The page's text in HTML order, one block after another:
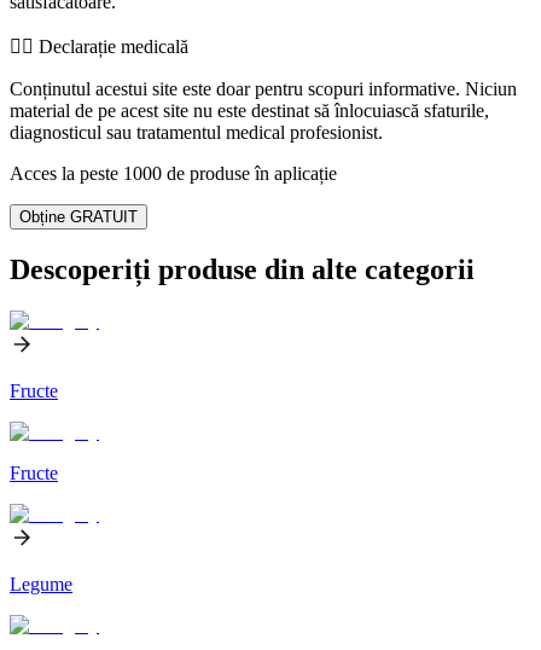
👨‍⚕️️ Declarație medicală
Conținutul acestui site este doar pentru scopuri informative. Niciun
material de pe acest site nu este destinat să înlocuiască sfaturile,
diagnosticul sau tratamentul medical profesionist.
Acces la peste 1000 de produse în aplicație
Obține GRATUIT
Descoperiți produse din alte categorii
Fructe
Fructe
Legume